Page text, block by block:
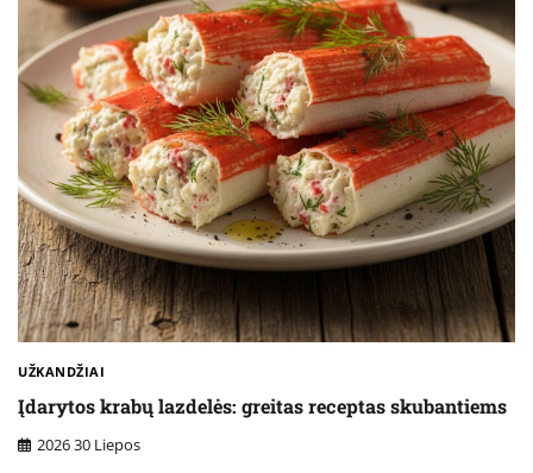
UŽKANDŽIAI
Įdarytos krabų lazdelės: greitas receptas skubantiems
2026 30 Liepos